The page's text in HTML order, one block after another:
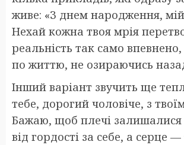
живе: «З днем народження,
Нехай кожна твоя мрія
реальність так само
по життю, не озираючись
Інший варіант звучить ще
тебе, дорогий чоловіче, з
Бажаю, щоб плечі
від гордості за себе, а серце